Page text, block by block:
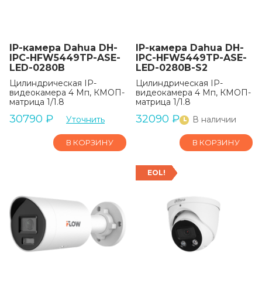
IP-камера Dahua DH-
IPC-HFW5449TP-ASE-
LED-0280B
Цилиндрическая IP-
видеокамера 4 Мп, КМОП-
матрица 1/1.8
30790 ₽ Уточнить
В КОРЗИНУ
IP-камера Dahua DH-
IPC-HFW5449TP-ASE-
LED-0280B-S2
Цилиндрическая IP-
видеокамера 4 Мп, КМОП-
матрица 1/1.8
32090 ₽ В наличии
В КОРЗИНУ
EOL!